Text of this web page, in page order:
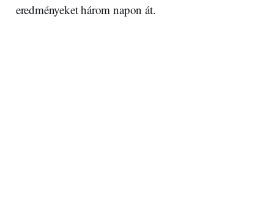
eredményeket három napon át.